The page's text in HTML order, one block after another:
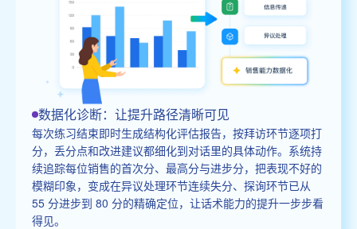
数据化诊断：让提升路径清晰可见
每次练习结束即时生成结构化评估报告，按拜访环节逐项打
分，丢分点和改进建议都细化到对话里的具体动作。系统持
续追踪每位销售的首次分、最高分与进步分，把表现不好的
模糊印象，变成在异议处理环节连续失分、探询环节已从
55 分进步到 80 分的精确定位，让话术能力的提升一步步看
得见。